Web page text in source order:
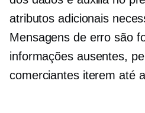
atributos adicionais
Mensagens de erro são
informações ausentes,
comerciantes iterem até